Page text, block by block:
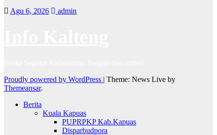
Agu 6, 2026 admin
Proudly powered by WordPress | Theme: News Live by
Themeansar.
Berita
Kuala Kapuas
PUPRPKP Kab.Kapuas
Disparbudpora